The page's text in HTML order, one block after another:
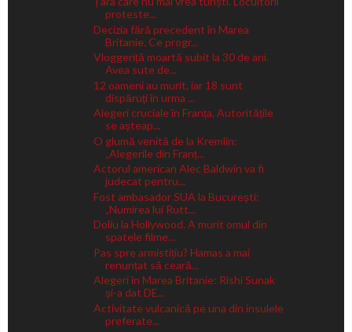
proteste...
Decizia fără precedent în Marea
Britanie. Ce progr...
Vloggeriță moartă subit la 30 de ani.
Avea sute de...
12 oameni au murit, iar 18 sunt
dispăruți în urma ...
Alegeri cruciale în Franța. Autoritățile
se așteap...
O glumă venită de la Kremlin:
„Alegerile din Franț...
Actorul american Alec Baldwin va fi
judecat pentru...
Fost ambasador SUA la București:
„Numirea lui Rutt...
Doliu la Hollywood. A murit omul din
spatele filme...
Pas spre armistițiu? Hamas a mai
renunțat să ceară...
Alegeri în Marea Britanie: Rishi Sunak
și-a dat DE...
Activitate vulcanică pe una din insulele
preferate...